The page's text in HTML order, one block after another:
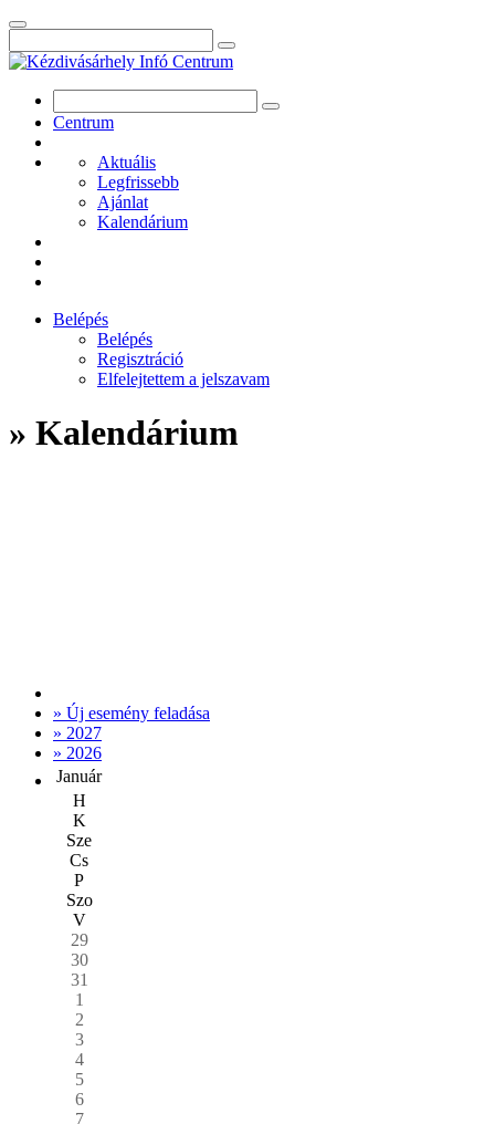
Centrum
Aktuális
Legfrissebb
Ajánlat
Kalendárium
Belépés
Belépés
Regisztráció
Elfelejtettem a jelszavam
» Kalendárium
» Új esemény feladása
» 2027
» 2026
Január
H
K
Sze
Cs
P
Szo
V
29
30
31
1
2
3
4
5
6
7